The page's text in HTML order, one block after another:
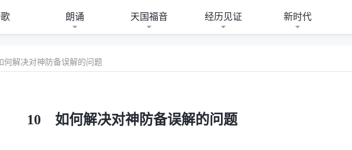
朗诵 天国福音 经历见证 新时代
解决对神防备误解的问题
10 如何解决对神防备误解的问题